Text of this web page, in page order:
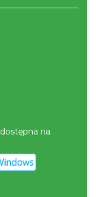
dostępna na